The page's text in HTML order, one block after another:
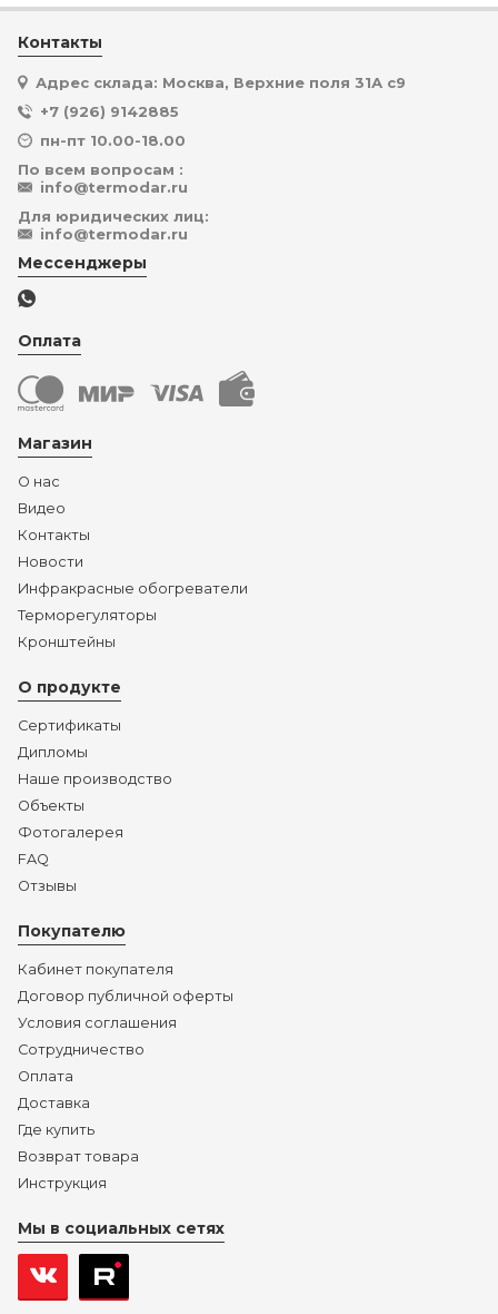
Контакты
Адрес склада: Москва, Верхние поля 31А с9
+7 (926) 9142885
пн-пт 10.00-18.00
По всем вопросам :
info@termodar.ru
Для юридических лиц:
info@termodar.ru
Мессенджеры
Оплата
Магазин
О нас
Видео
Контакты
Новости
Инфракрасные обогреватели
Терморегуляторы
Кронштейны
О продукте
Сертификаты
Дипломы
Наше производство
Объекты
Фотогалерея
FAQ
Отзывы
Покупателю
Кабинет покупателя
Договор публичной оферты
Условия соглашения
Сотрудничество
Оплата
Доставка
Где купить
Возврат товара
Инструкция
Мы в социальных сетях